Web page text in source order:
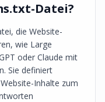
Datei?
die Website-
wie Large
oder Claude mit
Sie definiert
Inhalte zum